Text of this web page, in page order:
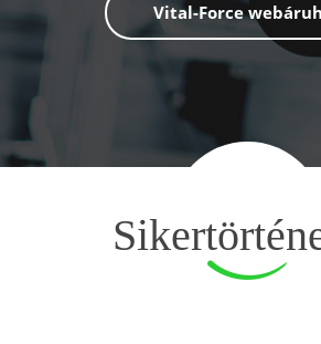
Vital-Force